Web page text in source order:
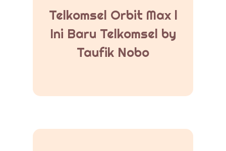
Telkomsel Orbit Max l
Ini Baru Telkomsel by
Taufik Nobo